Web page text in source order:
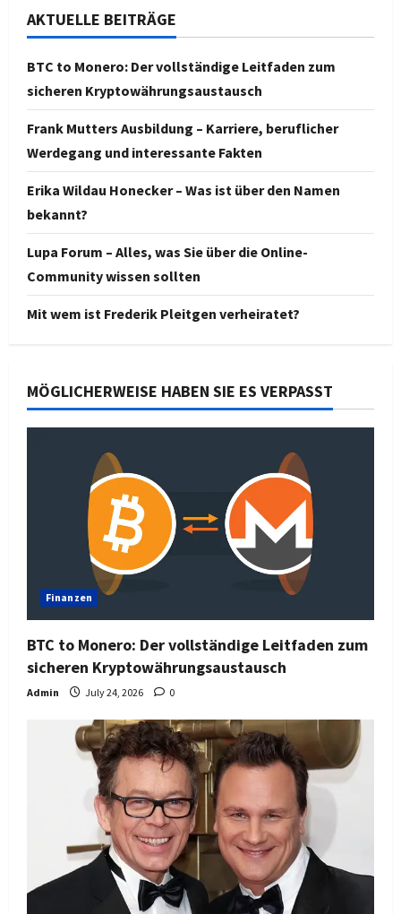
AKTUELLE BEITRÄGE
BTC to Monero: Der vollständige Leitfaden zum
sicheren Kryptowährungsaustausch
Frank Mutters Ausbildung – Karriere, beruflicher
Werdegang und interessante Fakten
Erika Wildau Honecker – Was ist über den Namen
bekannt?
Lupa Forum – Alles, was Sie über die Online-
Community wissen sollten
Mit wem ist Frederik Pleitgen verheiratet?
MÖGLICHERWEISE HABEN SIE ES VERPASST
Finanzen
BTC to Monero: Der vollständige Leitfaden zum
sicheren Kryptowährungsaustausch
Admin July 24, 2026 0